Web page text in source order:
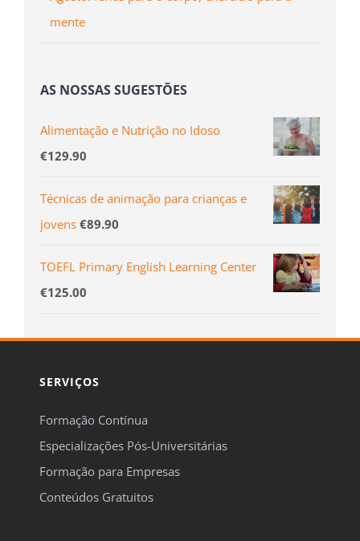
mente
AS NOSSAS SUGESTÕES
Alimentação e Nutrição no Idoso
€129.90
Técnicas de animação para crianças e
jovens €89.90
TOEFL Primary English Learning Center
€125.00
SERVIÇOS
Formação Contínua
Especializações Pós-Universitárias
Formação para Empresas
Conteúdos Gratuitos